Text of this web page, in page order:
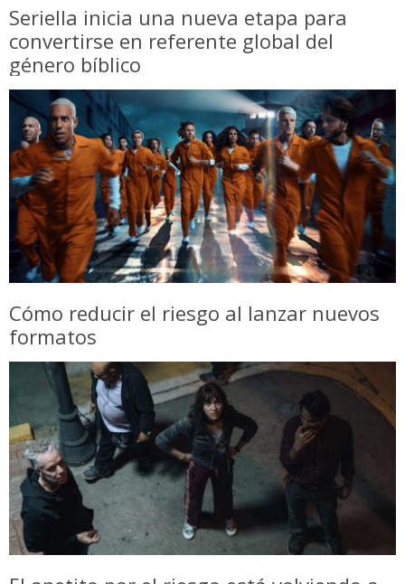
Seriella inicia una nueva etapa para
convertirse en referente global del
género bíblico
Cómo reducir el riesgo al lanzar nuevos
formatos